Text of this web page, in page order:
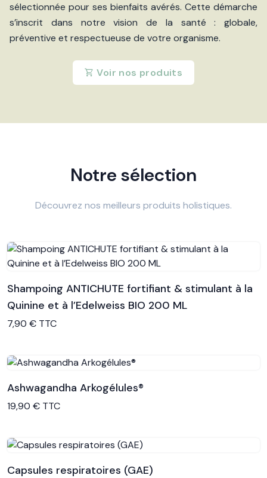
sélectionnée pour ses bienfaits avérés. Cette démarche
s’inscrit dans notre vision de la santé : globale,
préventive et respectueuse de votre organisme.
Voir nos produits
Notre sélection
Découvrez nos meilleurs produits holistiques.
Voir le produit
Shampoing ANTICHUTE fortifiant & stimulant à la
Quinine et à l’Edelweiss BIO 200 ML
7,90 € TTC
Voir le produit
Ashwagandha Arkogélules®
19,90 € TTC
Capsules respiratoires (GAE)